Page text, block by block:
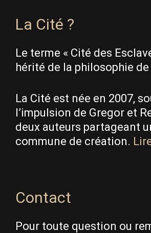
La Cité ?
Le terme « Cité des
hérité de la philosophie de
La Cité est née en 2007,
l’impulsion de Gregor et
deux auteurs partageant
commune de création.
Contact
Pour toute question ou